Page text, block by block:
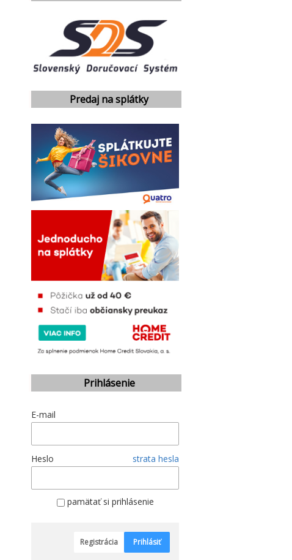
Predaj na splátky
Prihlásenie
E-mail
Heslo strata hesla
pamätať si prihlásenie
Registrácia Prihlásiť